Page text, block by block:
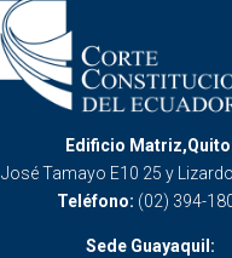
Edificio
José Tamayo E10 25 y
Teléfono: (02) 394-
Sede Guayaquil: